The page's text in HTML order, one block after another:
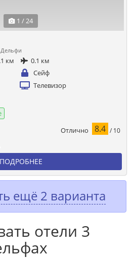
1 / 24
Дельфи
км
0.1 км
Сейф
Телевизор
Отлично 8.4 / 10
ПОДРОБНЕЕ
ещё 2 варианта
отели 3